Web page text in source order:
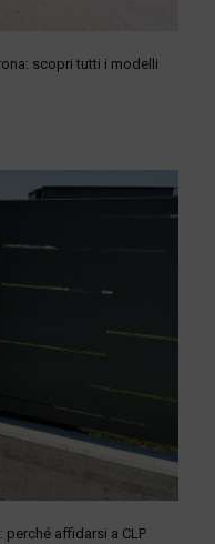
scopri tutti i modelli
affidarsi a CLP